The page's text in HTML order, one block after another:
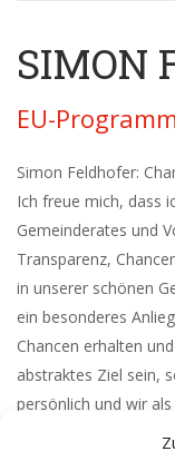
SIMON
EU-
Simon Feldhofer:
Ich freue mich, dass
Gemeinderates und
Transparenz,
in unserer schönen
ein besonderes
Chancen erhalten
abstraktes Ziel sein,
persönlich und wir